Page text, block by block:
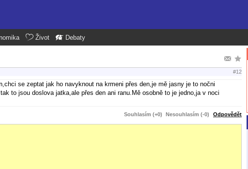
Život Debaty
#12
se zeptat jak ho navyknout na krmeni přes den,je mě jasny je to nočni
to jsou doslova jatka,ale přes den ani ranu.Mě osobně to je jedno,ja v noci
Souhlasím (+0) Nesouhlasím (-0) Odpovědět